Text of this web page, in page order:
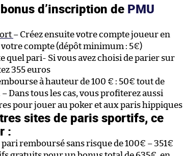
d’inscription de PMU
– Créez ensuite votre compte joueur en
compte (dépôt minimum : 5€)
quel pari- Si vous avez choisi de parier sur
355 euros
à hauteur de 100 € : 50€ tout de
Dans tous les cas, vous profiterez aussi
pour jouer au poker et aux paris hippiques
sites de paris sportifs, ce
:
remboursé sans risque de 100€ – 351€